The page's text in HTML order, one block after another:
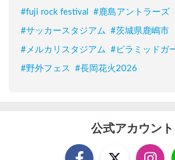
#fuji rock festival #鹿島アントラーズ
#サッカースタジアム #茨城県鹿嶋市
# メルカリスタジアム #ピラミッドガ
#野外フェス #長岡花火2026
公式アカウント